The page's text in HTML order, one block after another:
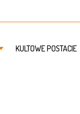
KULTOWE POSTACIE